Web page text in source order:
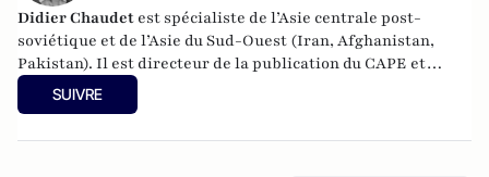
Didier Chaudet est spécialiste de l’Asie centrale post-
soviétique et de l’Asie du Sud-Ouest (Iran, Afghanistan,
Pakistan). Il est directeur de la publication du CAPE et
chercheur associé à l'IFEAC (Institut français d'études sur
l'Asie Centrale). D'octobre 2013 à début 2015, il a vécu en Iran,
SUIVRE